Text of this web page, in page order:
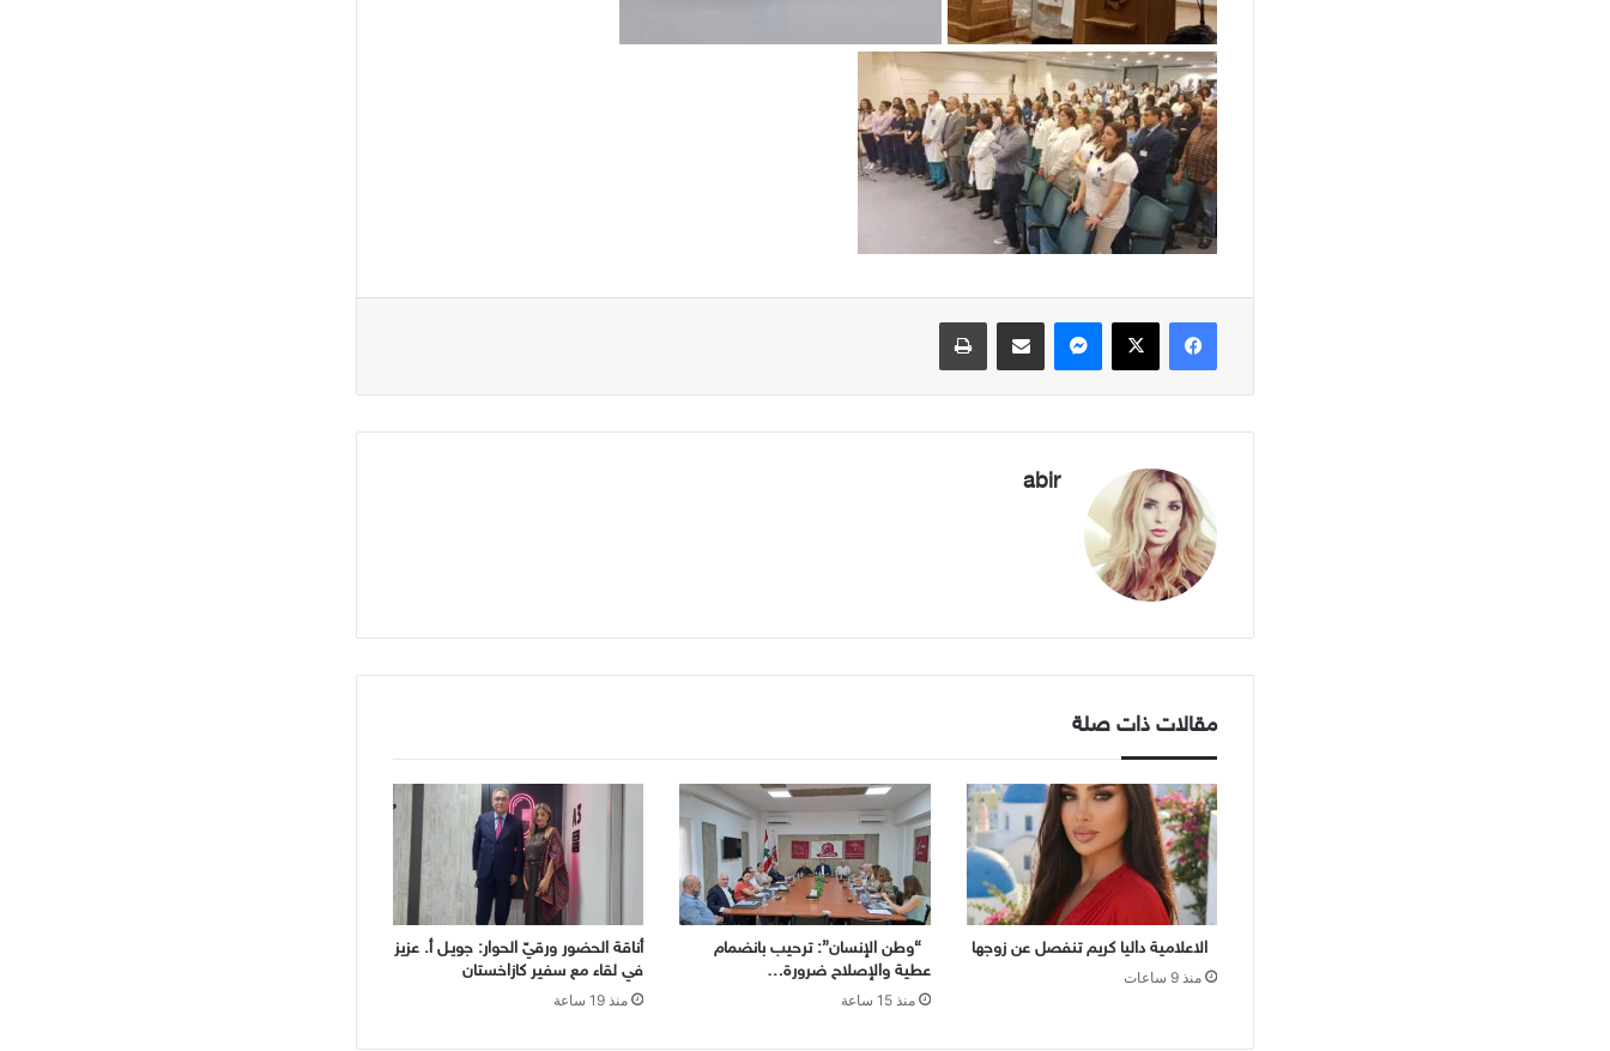
فيسبوك X ماسنجر مشاركة عبر البريد طباعة
abir
مقالات ذات صلة
الاعلامية داليا كريم تنفصل عن زوجها
منذ 9 ساعات
“وطن الإنسان”: ترحيب بانضمام
عطية والإصلاح ضرورة…
منذ 15 ساعة
أناقة الحضور ورقيّ الحوار: جويـل أ. عزيز
في لقاء مع سفير كازاخستان
منذ 19 ساعة